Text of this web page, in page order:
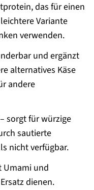
das für einen
Variante
verwenden.
und ergänzt
alternatives Käse
andere
sorgt für würzige
sautierte
nicht verfügbar.
und
dienen.